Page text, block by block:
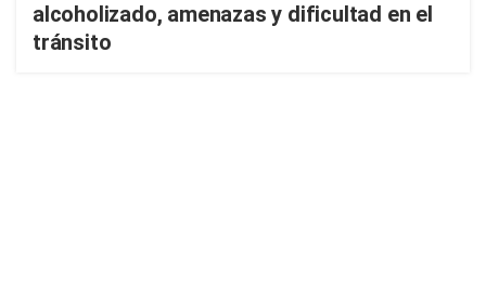
alcoholizado, amenazas y dificultad en el
tránsito